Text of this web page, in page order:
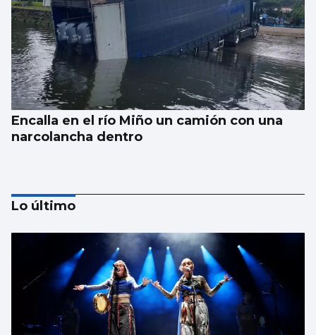
Encalla en el río Miño un camión con una
narcolancha dentro
Lo último